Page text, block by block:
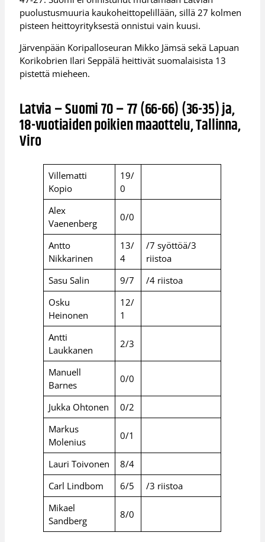
puolustusmuuria kaukoheittopelillään, sillä 27 kolmen
pisteen heittoyrityksestä onnistui vain kuusi.
Järvenpään Koripalloseuran Mikko Jämsä sekä Lapuan
Korikobrien Ilari Seppälä heittivät suomalaisista 13
pistettä mieheen.
Latvia – Suomi 70 – 77 (66-66) (36-35) ja,
18-vuotiaiden poikien maaottelu, Tallinna,
Viro
Villematti
Kopio
19/
0
Alex
Vaenenberg
0/0
Antto
Nikkarinen
13/
4
/7 syöttöä/3
riistoa
Sasu Salin
9/7
/4 riistoa
Osku
Heinonen
12/
1
Antti
Laukkanen
2/3
Manuell
Barnes
0/0
Jukka Ohtonen
0/2
Markus
Molenius
0/1
Lauri Toivonen
8/4
Carl Lindbom
6/5
/3 riistoa
Mikael
Sandberg
8/0